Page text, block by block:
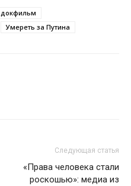
докфильм
Умереть за Путина
Следующая статья
«Права человека стали
роскошью»: медиа из